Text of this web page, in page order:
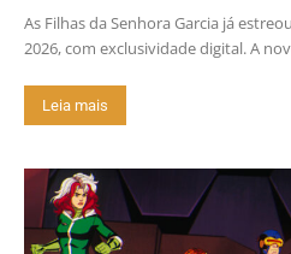
As Filhas da Senhora Garcia já
2026, com exclusividade digital. A
Leia mais